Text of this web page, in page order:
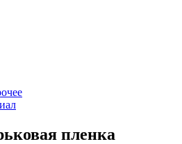
пленка